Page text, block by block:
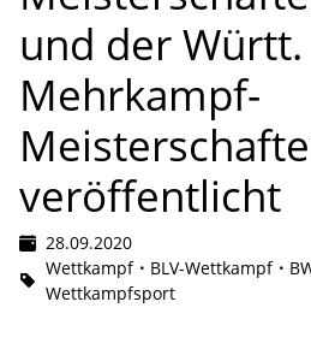
und der Württ.
Mehrkampf-
veröffentlicht
28.09.2020
Wettkampf
BLV-Wettkampf
Wettkampfsport